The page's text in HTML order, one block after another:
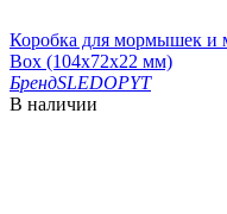
Коробка для мормышек и
Box (104х72х22 мм)
БрендSLEDOPYT
В наличии